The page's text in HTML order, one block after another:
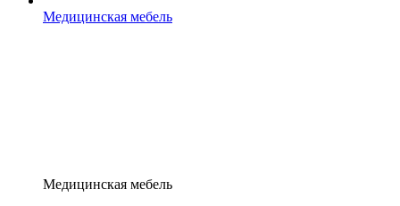
Медицинская мебель
Медицинская мебель